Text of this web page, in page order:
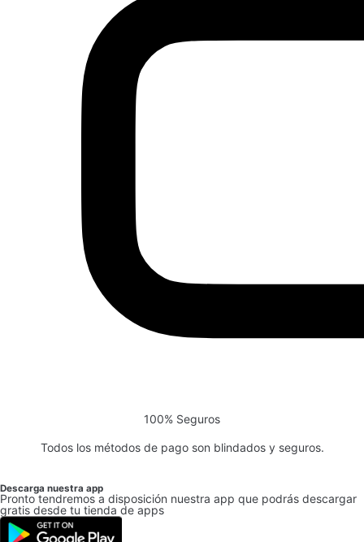
100% Seguros
Todos los métodos de pago son blindados y seguros.
Descarga nuestra app
Pronto tendremos a disposición nuestra app que podrás descargar
gratis desde tu tienda de apps